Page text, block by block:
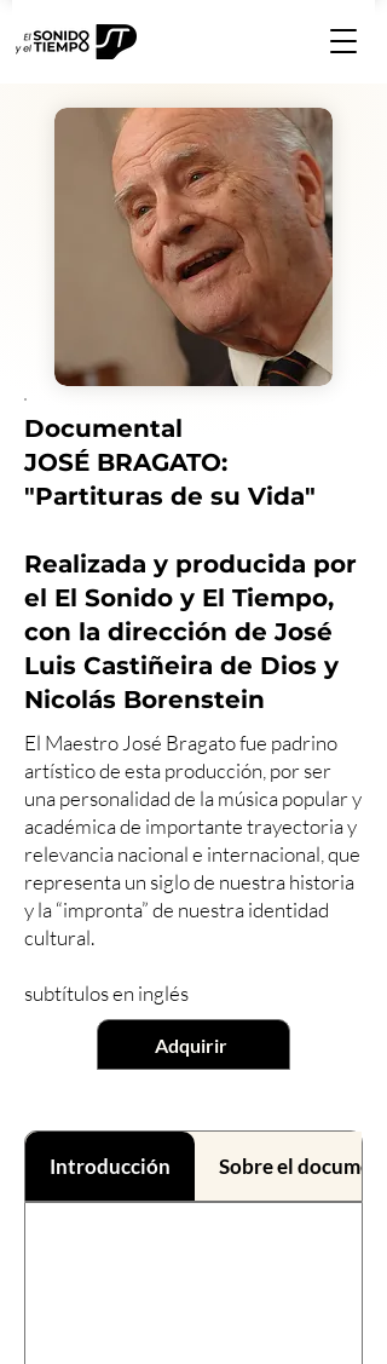
Documental
JOSÉ BRAGATO:
"Partituras de su Vida"
Realizada y producida por
el El Sonido y El Tiempo,
con la dirección de José
Luis Castiñeira de Dios y
Nicolás Borenstein
El Maestro José Bragato fue padrino
artístico de esta producción, por ser
una personalidad de la música popular y
académica de importante trayectoria y
relevancia nacional e internacional, que
representa un siglo de nuestra historia
y la “impronta” de nuestra identidad
cultural.
subtítulos en inglés
Adquirir
Introducción Sobre el